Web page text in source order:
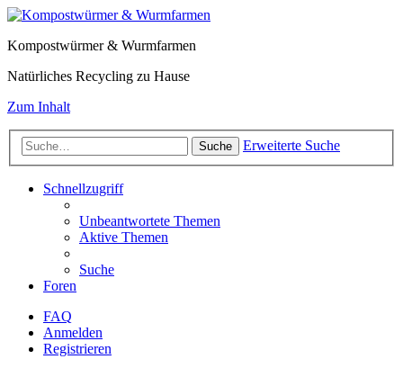
Kompostwürmer & Wurmfarmen
Natürliches Recycling zu Hause
Zum Inhalt
Suche Erweiterte Suche
Schnellzugriff
Unbeantwortete Themen
Aktive Themen
Suche
Foren
FAQ
Anmelden
Registrieren